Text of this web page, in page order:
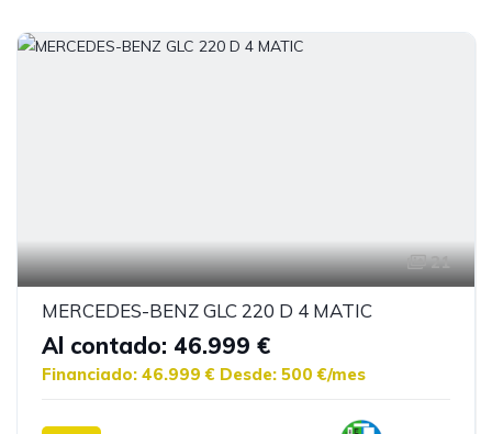
21
MERCEDES-BENZ GLC 220 D 4 MATIC
Al contado: 46.999 €
Financiado: 46.999 € Desde: 500 €/mes